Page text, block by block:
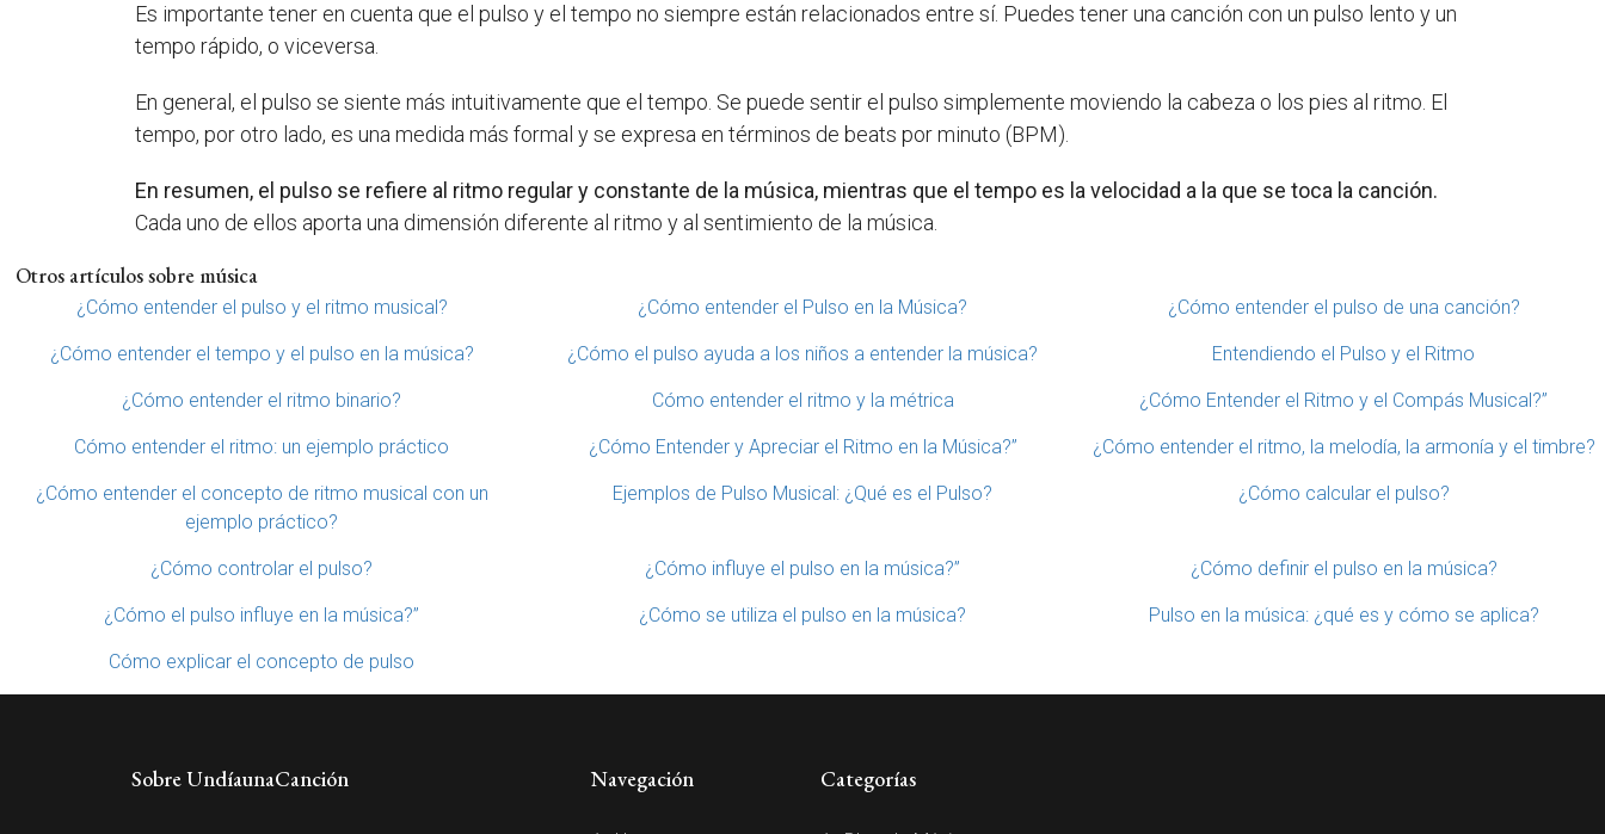
Es importante tener en cuenta que el pulso y el tempo no siempre están relacionados entre sí. Puedes tener una canción con un pulso lento y un
tempo rápido, o viceversa.
En general, el pulso se siente más intuitivamente que el tempo. Se puede sentir el pulso simplemente moviendo la cabeza o los pies al ritmo. El
tempo, por otro lado, es una medida más formal y se expresa en términos de beats por minuto (BPM).
En resumen, el pulso se refiere al ritmo regular y constante de la música, mientras que el tempo es la velocidad a la que se toca la canción.
Cada uno de ellos aporta una dimensión diferente al ritmo y al sentimiento de la música.
Otros artículos sobre música
¿Cómo entender el pulso y el ritmo musical? ¿Cómo entender el Pulso en la Música? ¿Cómo entender el pulso de una canción?
¿Cómo entender el tempo y el pulso en la música? ¿Cómo el pulso ayuda a los niños a entender la música? Entendiendo el Pulso y el Ritmo
¿Cómo entender el ritmo binario? Cómo entender el ritmo y la métrica ¿Cómo Entender el Ritmo y el Compás Musical?”
Cómo entender el ritmo: un ejemplo práctico ¿Cómo Entender y Apreciar el Ritmo en la Música?” ¿Cómo entender el ritmo, la melodía, la armonía y el timbre?
¿Cómo entender el concepto de ritmo musical con un
ejemplo práctico?
Ejemplos de Pulso Musical: ¿Qué es el Pulso? ¿Cómo calcular el pulso?
¿Cómo controlar el pulso? ¿Cómo influye el pulso en la música?” ¿Cómo definir el pulso en la música?
¿Cómo el pulso influye en la música?” ¿Cómo se utiliza el pulso en la música? Pulso en la música: ¿qué es y cómo se aplica?
Cómo explicar el concepto de pulso
Sobre UndíaunaCanción Navegación Categorías